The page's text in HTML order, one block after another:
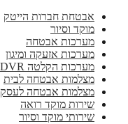
אבטחת חברות הייטק
מוקד וסיור
מערכות אבטחה
מערכות אזעקה ומיגון
מערכות הקלטה NVR – DVR
מצלמות אבטחה לבית
מצלמות אבטחה לעסק
שירות מוקד רואה
שירותי מוקד וסיור